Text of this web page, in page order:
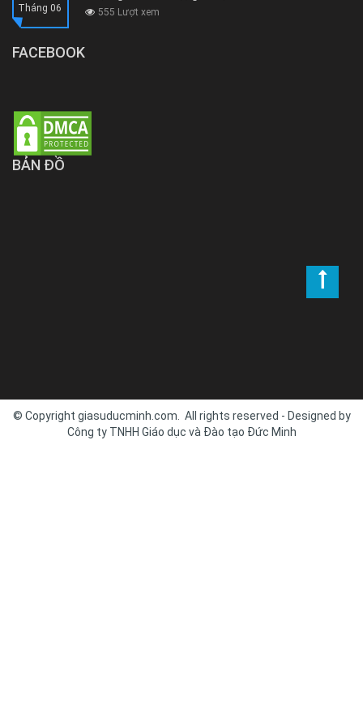
Tháng 06 555 Lượt xem
FACEBOOK
BẢN ĐỒ
© Copyright giasuducminh.com. All rights reserved - Designed by
Công ty TNHH Giáo dục và Đào tạo Đức Minh